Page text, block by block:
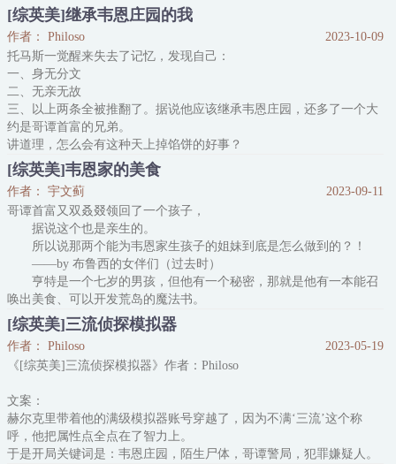
眼前昏暗狭小的暗室内尸横遍野，到处都是用鲜血刻画的诡异的召唤
法阵，怎么看怎么像某个邪/教团举行仪式失败后的现场。
作为被一个失败的召唤仪式召唤而来的钟.前岩神.摩拉克斯.
离：“…………”
神盾局
[综英美]继承韦恩庄园的我
作者： Philoso
2023-10-09
托马斯一觉醒来失去了记忆，发现自己：
一、身无分文
二、无亲无故
三、以上两条全被推翻了。据说他应该继承韦恩庄园，还多了一个大
约是哥谭首富的兄弟。
讲道理，怎么会有这种天上掉馅饼的好事？
若干据说认识他的韦恩家庭成员/蒙面义警/地下反派：哈哈，挺正常
的。
男主：……演的吧。
他怀疑自己误入了诈骗传销团伙，这个叫布鲁斯的人有八成可能是主
哥谭义警一觉醒来记忆完整，但他发现自己多了个兄弟。
名叫托马斯的男人毫无预兆地融进他的日常生活，昼伏夜出行踪成
谜，和各地反派还有着不清不楚的关
[综英美]韦恩家的美食
作者： 宇文蓟
2023-09-11
哥谭首富又双叒叕领回了一个孩子，
据说这个也是亲生的。
所以说那两个能为韦恩家生孩子的姐妹到底是怎么做到的？！
——by 布鲁西的女伴们（过去时）
亨特是一个七岁的男孩，但他有一个秘密，那就是他有一本能召
唤出美食、可以开发荒岛的魔法书。
这个秘密他谁也没有告诉，除了他的家人。
▼
1.主角七岁，无CP纯亲情文，团宠
2.甜甜甜！披着超英外皮的美食种田文
4.主角有战斗力，能力来源同样来自那部日漫
[综英美]三流侦探模拟器
作者： Philoso
2023-05-19
《[综英美]三流侦探模拟器》作者：Philoso
文案：
赫尔克里带着他的满级模拟器账号穿越了，因为不满‘三流’这个称
呼，他把属性点全点在了智力上。
于是开局关键词是：韦恩庄园，陌生尸体，哥谭警局，犯罪嫌疑人。